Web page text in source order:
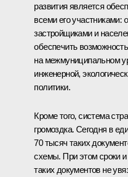
развития является
всеми его участниками:
застройщиками и
обеспечить
на межмуниципальном
инженерной,
политики.
Кроме того, система
громоздка. Сегодня в
70 тысяч таких
схемы. При этом сроки и
таких документов не